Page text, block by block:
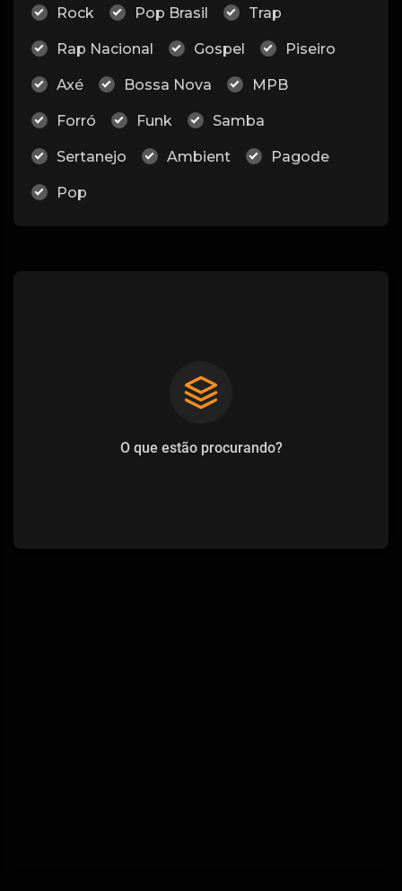
Rock Pop Brasil Trap
Rap Nacional Gospel Piseiro
Axé Bossa Nova MPB
Forró Funk Samba
Sertanejo Ambient Pagode
Pop
O que estão procurando?